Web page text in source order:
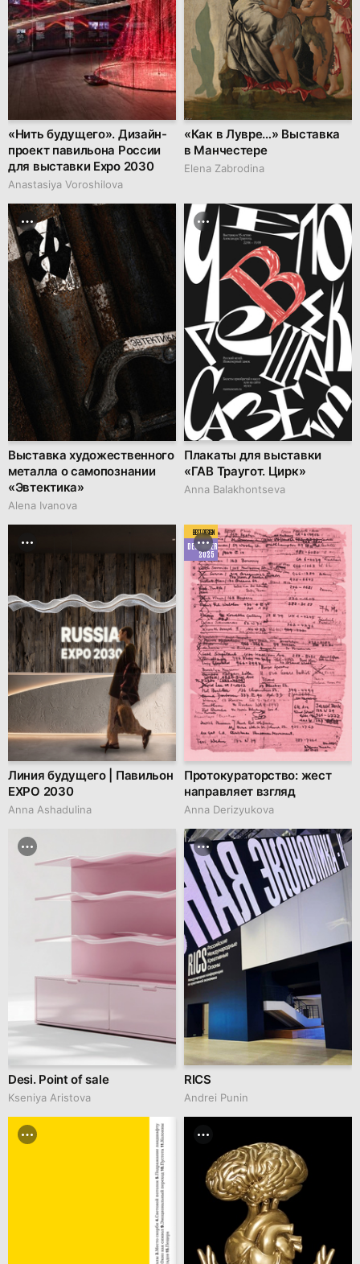
«Нить будущего». Дизайн-
проект павильона России
для выставки Expo 2030
Anastasiya Voroshilova
«Как в Лувре…» Выставка
в Манчестере
Elena Zabrodina
Выставка художественного
металла о самопознании
«Эвтектика»
Alena Ivanova
Плакаты для выставки
«ГАВ Траугот. Цирк»
Anna Balakhontseva
Линия будущего | Павильон
EXPO 2030
Anna Ashadulina
BEST DESIGN
DECEMBER
2025
Протокураторство: жест
направляет взгляд
Anna Derizyukova
Desi. Point of sale
Kseniya Aristova
RICS
Andrei Punin